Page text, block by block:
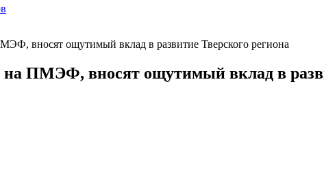
вносят ощутимый вклад в развитие Тверского региона
ПМЭФ, вносят ощутимый вклад в